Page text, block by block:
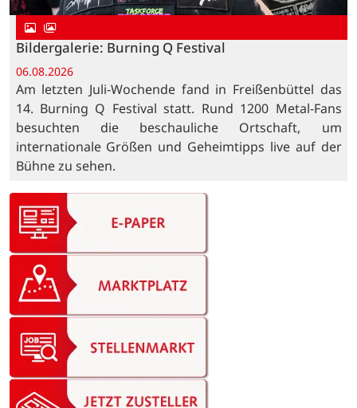
Bildergalerie: Burning Q Festival
06.08.2026
Am letzten Juli-Wochende fand in Freißenbüttel das
14. Burning Q Festival statt. Rund 1200 Metal-Fans
besuchten die beschauliche Ortschaft, um
internationale Größen und Geheimtipps live auf der
Bühne zu sehen.